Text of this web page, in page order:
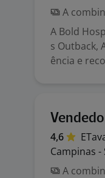
A
A Bold
s Outback,
ência e
4,6
Campinas -
A